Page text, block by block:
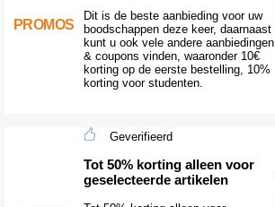
PROMOS
Dit is de beste aanbieding voor uw
boodschappen deze keer, daarnaast
kunt u ook vele andere aanbiedingen
& coupons vinden, waaronder 10€
korting op de eerste bestelling, 10%
korting voor studenten.
Geverifieerd
Tot 50% korting alleen voor
geselecteerde artikelen